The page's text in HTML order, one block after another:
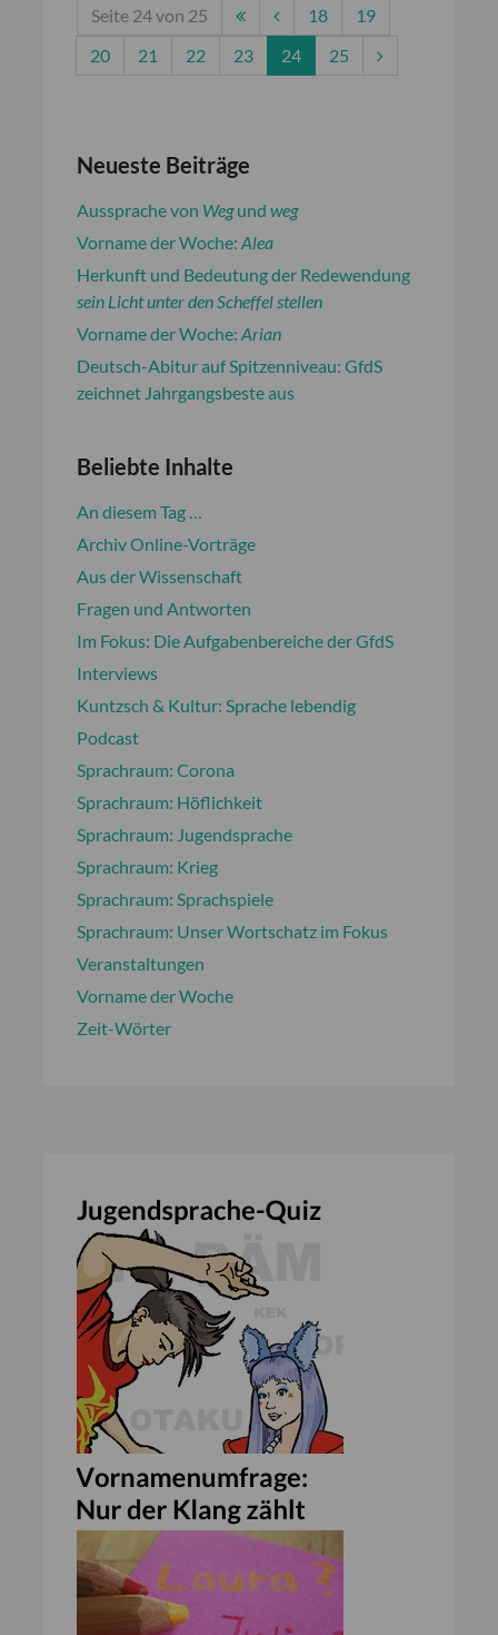
Seite 24 von 25 18
19
20
21 22 23 24 25
Neueste Beiträge
Aussprache von Wegund weg
Vorname der Woche: Alea
Herkunft und Bedeutung der Redewendung
sein Licht unter den Scheffel stellen
Vorname der Woche: Arian
Deutsch-Abitur auf Spitzenniveau: GfdS
zeichnet Jahrgangsbeste aus
Beliebte Inhalte
An diesem Tag …
Archiv Online-Vorträge
Aus der Wissenschaft
Fragen und Antworten
Im Fokus: Die Aufgabenbereiche der GfdS
Interviews
Kuntzsch & Kultur: Sprache lebendig
Podcast
Sprachraum: Corona
Sprachraum: Höflichkeit
Sprachraum: Jugendsprache
Sprachraum: Krieg
Sprachraum: Sprachspiele
Sprachraum: Unser Wortschatz im Fokus
Veranstaltungen
Vorname der Woche
Zeit-Wörter